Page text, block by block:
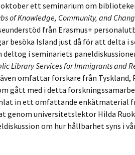
ett seminarium om
of Knowledge, Community, and
från Erasmus+
besöka Island just då för att delta i
deltog i seminariets
Library Services for Immigrants and
omfattar forskare från Tyskland,
gått med i detta
in ett omfattande enkätmaterial
genom universitetslektor Hilda
om hur hållbarhet syns i